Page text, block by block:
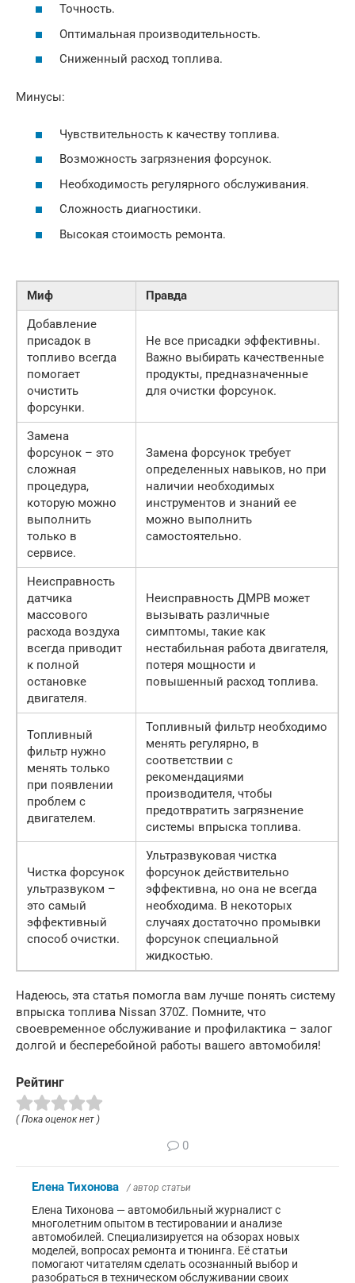
Точность.
Оптимальная производительность.
Сниженный расход топлива.
Минусы:
Чувствительность к качеству топлива.
Возможность загрязнения форсунок.
Необходимость регулярного обслуживания.
Сложность диагностики.
Высокая стоимость ремонта.
Миф
Правда
Добавление
присадок в
топливо всегда
помогает
очистить
форсунки.
Не все присадки эффективны.
Важно выбирать качественные
продукты, предназначенные
для очистки форсунок.
Замена
форсунок – это
сложная
процедура,
которую можно
выполнить
только в
сервисе.
Замена форсунок требует
определенных навыков, но при
наличии необходимых
инструментов и знаний ее
можно выполнить
самостоятельно.
Неисправность
датчика
массового
расхода воздуха
всегда приводит
к полной
остановке
двигателя.
Неисправность ДМРВ может
вызывать различные
симптомы, такие как
нестабильная работа двигателя,
потеря мощности и
повышенный расход топлива.
Топливный
фильтр нужно
менять только
при появлении
проблем с
двигателем.
Топливный фильтр необходимо
менять регулярно, в
соответствии с
рекомендациями
производителя, чтобы
предотвратить загрязнение
системы впрыска топлива.
Чистка форсунок
ультразвуком –
это самый
эффективный
способ очистки.
Ультразвуковая чистка
форсунок действительно
эффективна, но она не всегда
необходима. В некоторых
случаях достаточно промывки
форсунок специальной
жидкостью.
Надеюсь, эта статья помогла вам лучше понять систему
впрыска топлива Nissan 370Z. Помните, что
своевременное обслуживание и профилактика – залог
долгой и бесперебойной работы вашего автомобиля!
Рейтинг
( Пока оценок нет )
0
Елена Тихонова / автор статьи
Елена Тихонова — автомобильный журналист с
многолетним опытом в тестировании и анализе
автомобилей. Специализируется на обзорах новых
моделей, вопросах ремонта и тюнинга. Её статьи
помогают читателям сделать осознанный выбор и
разобраться в техническом обслуживании своих